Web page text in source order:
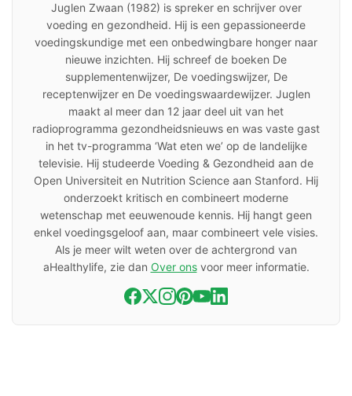
Juglen Zwaan (1982) is spreker en schrijver over
voeding en gezondheid. Hij is een gepassioneerde
voedingskundige met een onbedwingbare honger naar
nieuwe inzichten. Hij schreef de boeken De
supplementenwijzer, De voedingswijzer, De
receptenwijzer en De voedingswaardewijzer. Juglen
maakt al meer dan 12 jaar deel uit van het
radioprogramma gezondheidsnieuws en was vaste gast
in het tv-programma ‘Wat eten we’ op de landelijke
televisie. Hij studeerde Voeding & Gezondheid aan de
Open Universiteit en Nutrition Science aan Stanford. Hij
onderzoekt kritisch en combineert moderne
wetenschap met eeuwenoude kennis. Hij hangt geen
enkel voedingsgeloof aan, maar combineert vele visies.
Als je meer wilt weten over de achtergrond van
aHealthylife, zie dan Over onsvoor meer informatie.